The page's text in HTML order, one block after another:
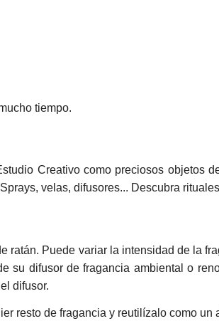
tiempo.
Creativo como preciosos objetos
velas, difusores... Descubra
ratán. Puede variar la intensidad de la
difusor de fragancia ambiental o
difusor.
resto de fragancia y reutilízalo como un